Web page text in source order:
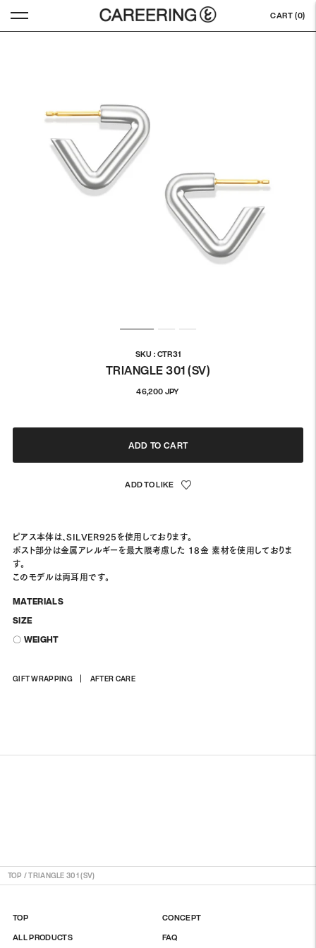
CART (0)
SKU : CTR31
TRIANGLE 301 (SV)
46,200 JPY정
격
ADD TO CART
ピアス本体は、SILVER925を使用しております。
ポスト部分は金属アレルギーを最大限考慮した 18金 素材を使用しておりま
す。
このモデルは両耳用です。
MATERIALS
SIZE
〇 WEIGHT
GIFT WRAPPING AFTER CARE
상
TOP /TRIANGLE 301 (SV)
TOP
ALL PRODUCTS
CONCEPT
FAQ